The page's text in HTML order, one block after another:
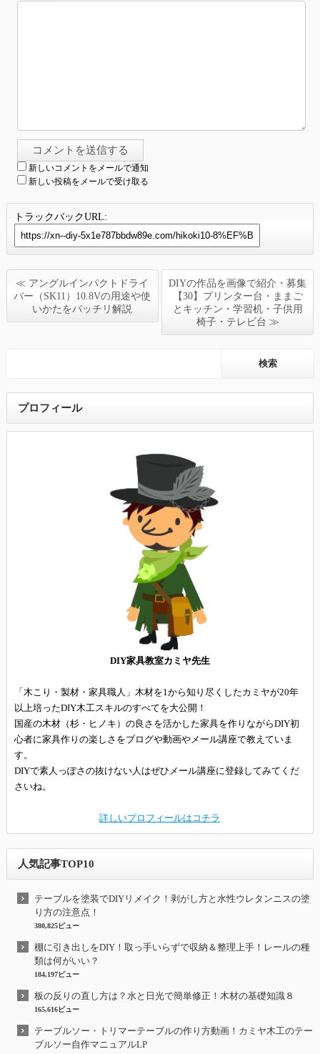
新しいコメントをメールで通知
新しい投稿をメールで受け取る
トラックバックURL:
≪ アングルインパクトドライ
バー（SK11）10.8Vの用途や使
いかたをバッチリ解説
DIYの作品を画像で紹介・募集
【30】プリンター台・ままご
とキッチン・学習机・子供用
椅子・テレビ台 ≫
プロフィール
DIY家具教室カミヤ先生
「木こり・製材・家具職人」木材を1から知り尽くしたカミヤが20年
以上培ったDIY木工スキルのすべてを大公開！
国産の木材（杉・ヒノキ）の良さを活かした家具を作りながらDIY初
心者に家具作りの楽しさをブログや動画やメール講座で教えていま
す。
DIYで素人っぽさの抜けない人はぜひメール講座に登録してみてくだ
さいね。
詳しいプロフィールはコチラ
人気記事TOP10
テーブルを塗装でDIYリメイク！剥がし方と水性ウレタンニスの塗
り方の注意点！
380,825ビュー
棚に引き出しをDIY！取っ手いらずで収納＆整理上手！レールの種
類は何がいい？
184,197ビュー
板の反りの直し方は？水と日光で簡単修正！木材の基礎知識８
165,616ビュー
テーブルソー・トリマーテーブルの作り方動画！カミヤ木工のテー
ブルソー自作マニュアルLP